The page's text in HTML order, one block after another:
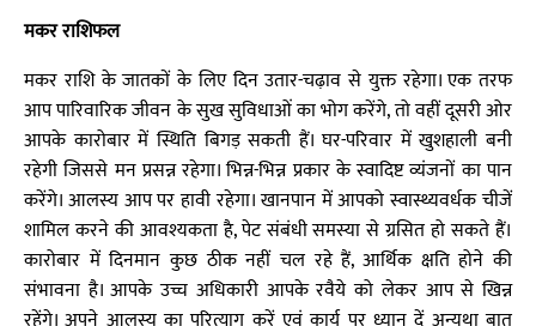
मकर राशिफल
मकर राशि के जातकों के लिए दिन उतार-चढ़ाव से युक्त रहेगा। एक तरफ
आप पारिवारिक जीवन के सुख सुविधाओं का भोग करेंगे, तो वहीं दूसरी ओर
आपके कारोबार में स्थिति बिगड़ सकती हैं। घर-परिवार में खुशहाली बनी
रहेगी जिससे मन प्रसन्न रहेगा। भिन्न-भिन्न प्रकार के स्वादिष्ट व्यंजनों का पान
करेंगे। आलस्य आप पर हावी रहेगा। खानपान में आपको स्वास्थ्यवर्धक चीजें
शामिल करने की आवश्यकता है, पेट संबंधी समस्या से ग्रसित हो सकते हैं।
कारोबार में दिनमान कुछ ठीक नहीं चल रहे हैं, आर्थिक क्षति होने की
संभावना है। आपके उच्च अधिकारी आपके रवैये को लेकर आप से खिन्न